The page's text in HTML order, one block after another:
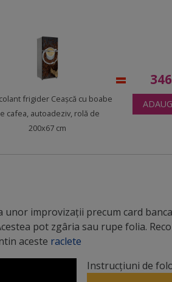
frigider Ceaşcă cu boabe
cafea, autoadeziv, rolă de
200x67 cm
346
improvizații precum card
pot zgâria sau rupe folia.
aceste raclete
Instrucțiuni de